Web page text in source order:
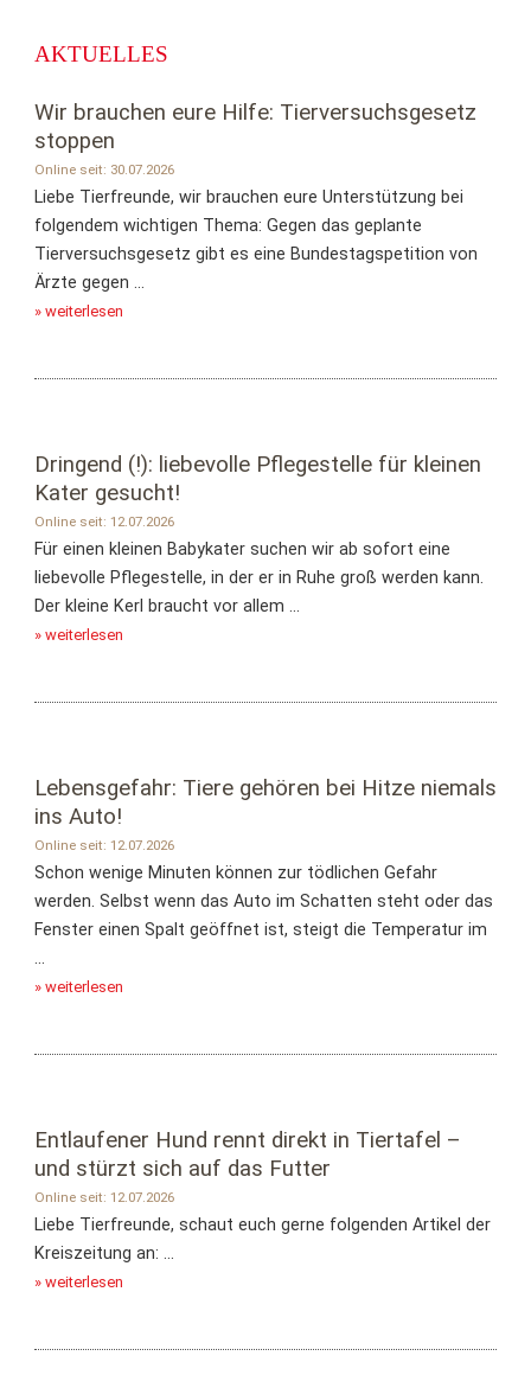
AKTUELLES
Wir brauchen eure Hilfe: Tierversuchsgesetz
stoppen
Online seit: 30.07.2026
Liebe Tierfreunde, wir brauchen eure Unterstützung bei
folgendem wichtigen Thema: Gegen das geplante
Tierversuchsgesetz gibt es eine Bundestagspetition von
Ärzte gegen ...
» weiterlesen
Dringend (!): liebevolle Pflegestelle für kleinen
Kater gesucht!
Online seit: 12.07.2026
Für einen kleinen Babykater suchen wir ab sofort eine
liebevolle Pflegestelle, in der er in Ruhe groß werden kann.
Der kleine Kerl braucht vor allem ...
» weiterlesen
Lebensgefahr: Tiere gehören bei Hitze niemals
ins Auto!
Online seit: 12.07.2026
Schon wenige Minuten können zur tödlichen Gefahr
werden. Selbst wenn das Auto im Schatten steht oder das
Fenster einen Spalt geöffnet ist, steigt die Temperatur im
...
» weiterlesen
Entlaufener Hund rennt direkt in Tiertafel –
und stürzt sich auf das Futter
Online seit: 12.07.2026
Liebe Tierfreunde, schaut euch gerne folgenden Artikel der
Kreiszeitung an: ...
» weiterlesen